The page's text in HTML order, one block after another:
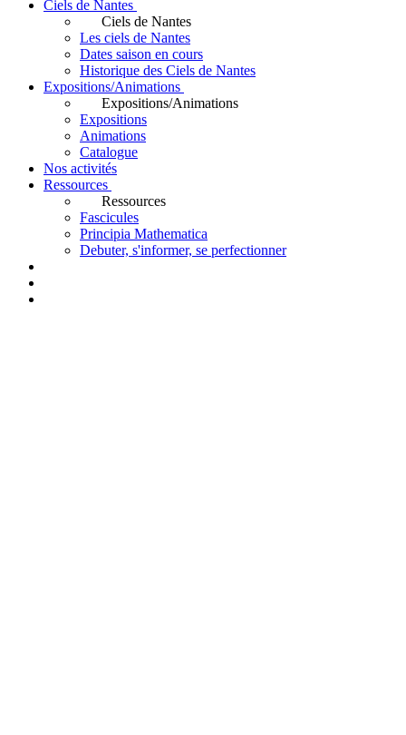
Ciels de Nantes
Ciels de Nantes
Les ciels de Nantes
Dates saison en cours
Historique des Ciels de Nantes
Expositions/Animations
Expositions/Animations
Expositions
Animations
Catalogue
Nos activités
Ressources
Ressources
Fascicules
Principia Mathematica
Debuter, s'informer, se perfectionner